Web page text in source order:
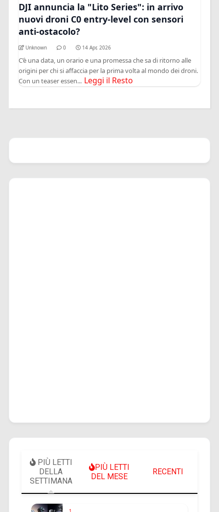
DJI annuncia la "Lito Series": in arrivo
nuovi droni C0 entry-level con sensori
anti-ostacolo?
Unknown 0 14 Apr, 2026
C’è una data, un orario e una promessa che sa di ritorno alle
origini per chi si affaccia per la prima volta al mondo dei droni.
Con un teaser essen... Leggi il Resto
PIÙ LETTI
DELLA
SETTIMANA
PIÙ LETTI
DEL MESE
RECENTI